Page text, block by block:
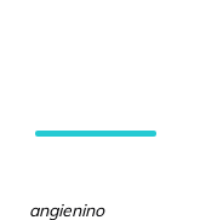
angienino